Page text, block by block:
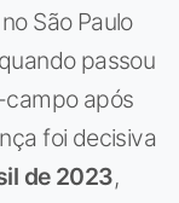
São Paulo
passou
campo após
foi decisiva
de 2023,